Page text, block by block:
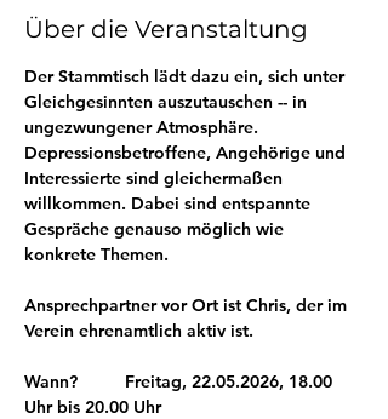
Über die Veranstaltung
Der Stammtisch lädt dazu ein, sich unter
Gleichgesinnten auszutauschen -- in
ungezwungener Atmosphäre.
Depressionsbetroffene, Angehörige und
Interessierte sind gleichermaßen
willkommen. Dabei sind entspannte
Gespräche genauso möglich wie
konkrete Themen.
Ansprechpartner vor Ort ist Chris, der im
Verein ehrenamtlich aktiv ist.
Wann?      Freitag, 22.05.2026, 18.00
Uhr bis 20.00 Uhr